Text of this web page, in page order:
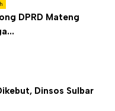
DPRD Mateng
Dinsos Sulbar